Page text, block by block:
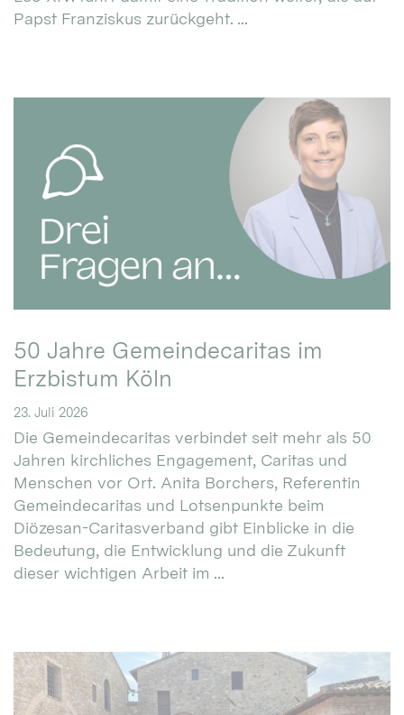
Papst Franziskus zurückgeht. ...
50 Jahre Gemeindecaritas im
Erzbistum Köln
23. Juli 2026
Die Gemeindecaritas verbindet seit mehr als 50
Jahren kirchliches Engagement, Caritas und
Menschen vor Ort. Anita Borchers, Referentin
Gemeindecaritas und Lotsenpunkte beim
Diözesan-Caritasverband gibt Einblicke in die
Bedeutung, die Entwicklung und die Zukunft
dieser wichtigen Arbeit im ...